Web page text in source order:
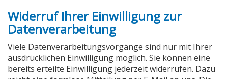
Widerruf Ihrer Einwilligung zur
Datenverarbeitung
Viele Datenverarbeitungsvorgänge sind nur mit Ihrer
ausdrücklichen Einwilligung möglich. Sie können eine
bereits erteilte Einwilligung jederzeit widerrufen. Dazu